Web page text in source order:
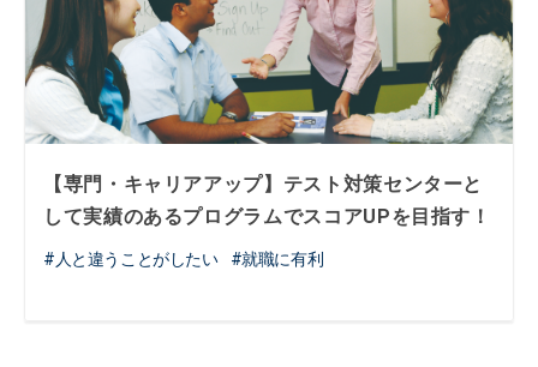
【専門・キャリアアップ】テスト対策センターと
して実績のあるプログラムでスコアUPを目指す！
人と違うことがしたい 就職に有利